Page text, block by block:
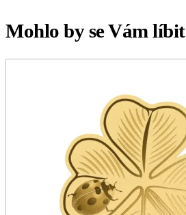
Mohlo by se Vám líbit